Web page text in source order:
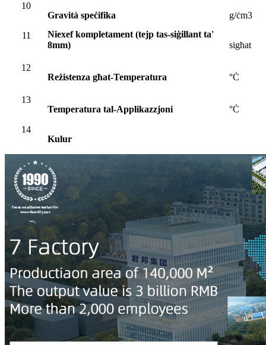
10
Gravità speċifika
g/ċm3
11
Niexef kompletament (tejp tas-siġillant ta'
8mm)
sigħat
12
Reżistenza għat-Temperatura
°Ċ
13
Temperatura tal-Applikazzjoni
°Ċ
14
Kulur